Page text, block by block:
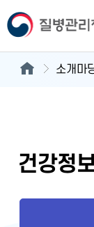
소개마
건강정